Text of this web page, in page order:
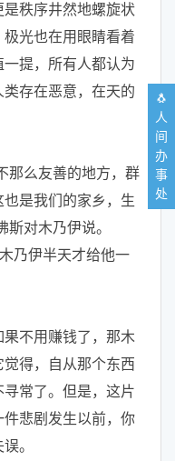
秩序井然地螺旋状
光也在用眼睛看着
提，所有人都认为
存在恶意，在天的
那么友善的地方，群
是我们的家乡，生
斯对木乃伊说。
乃伊半天才给他一
不用赚钱了，那木
得，自从那个东西
常了。但是，这片
悲剧发生以前，你
。
🐧
人
间
办
事
处